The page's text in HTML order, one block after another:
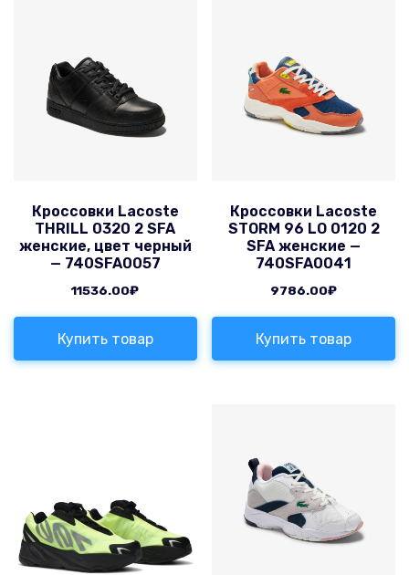
Кроссовки Lacoste
THRILL 0320 2 SFA
женские, цвет черный
— 740SFA0057
11536.00₽
Купить товар
Кроссовки Lacoste
STORM 96 LO 0120 2
SFA женские —
740SFA0041
9786.00₽
Купить товар